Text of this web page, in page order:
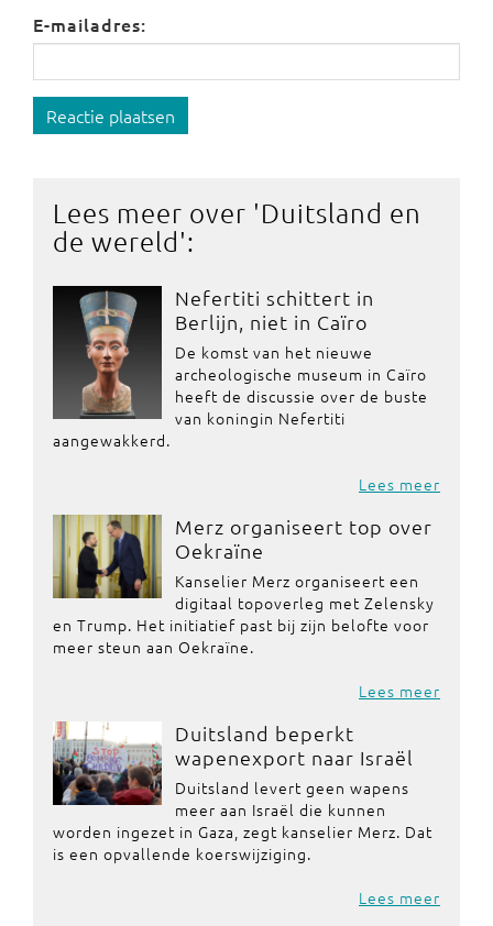
E-mailadres:
Reactie plaatsen
Lees meer over 'Duitsland en
de wereld':
Nefertiti schittert in
Berlijn, niet in Caïro
De komst van het nieuwe
archeologische museum in Caïro
heeft de discussie over de buste
van koningin Nefertiti
aangewakkerd.
Lees meer
Merz organiseert top over
Oekraïne
Kanselier Merz organiseert een
digitaal topoverleg met Zelensky
en Trump. Het initiatief past bij zijn belofte voor
meer steun aan Oekraïne.
Lees meer
Duitsland beperkt
wapenexport naar Israël
Duitsland levert geen wapens
meer aan Israël die kunnen
worden ingezet in Gaza, zegt kanselier Merz. Dat
is een opvallende koerswijziging.
Lees meer